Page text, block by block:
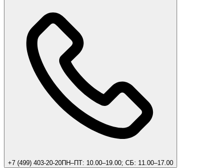
+7 (499) 403-20-20ПН–ПТ: 10.00–19.00; СБ: 11.00–17.00